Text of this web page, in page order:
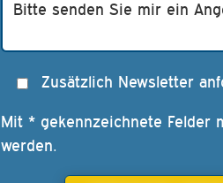
Zusätzlich Newsletter
Mit * gekennzeichnete Felder
werden.